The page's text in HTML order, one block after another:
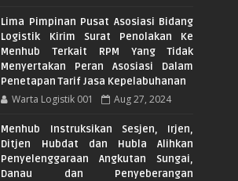
Lima Pimpinan Pusat Asosiasi Bidang
Logistik Kirim Surat Penolakan Ke
Menhub Terkait RPM Yang Tidak
Menyertakan Peran Asosiasi Dalam
Penetapan Tarif Jasa Kepelabuhanan
Warta Logistik 001 Aug 27, 2024
Menhub Instruksikan Sesjen, Irjen,
Ditjen Hubdat dan Hubla Alihkan
Penyelenggaraan Angkutan Sungai,
Danau dan Penyeberangan